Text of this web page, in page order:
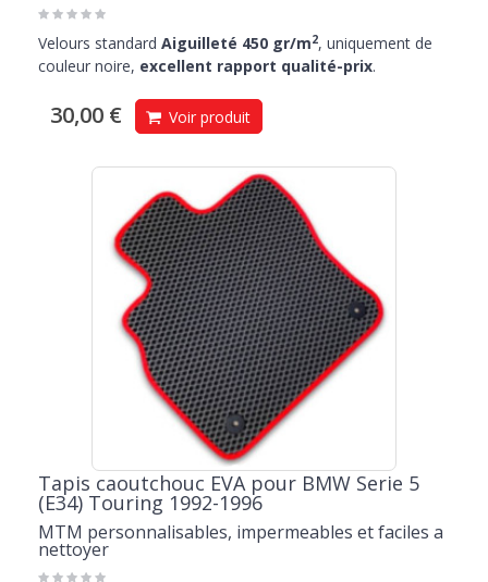
Velours standard Aiguilleté 450 gr/m2, uniquement de
couleur noire, excellent rapport qualité-prix.
30,00 € Voir produit
Tapis caoutchouc EVA pour BMW Serie 5
(E34) Touring 1992-1996
MTM personnalisables, impermeables et faciles a
nettoyer